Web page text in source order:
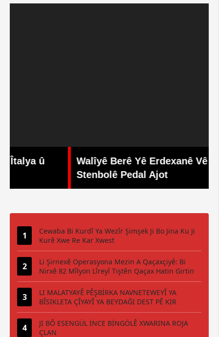
Walîyê Berê Yê Erdexanê Vê Carê Li
Stenbolê Pedal Ajot
Cewaba Bi Kurdî Ya Wezîr Şimşek Ji Bo Jina Ku Ji
Kurê Xwe Re Kar Xwest
Li Şirnexê Operasyona Mezin A Qaçaxçiyê: Bi
Nirxê 82 Mîlyon Lîreyî Tiştên Qaçax Hatin Girtin
LI MALATYAYÊ PÊŞBİRKA NAVNETEWEYÎ YA
BÎSİKLETA ÇÎYAYÎ YA BEYDAĞI DEST PÊ KIR
JI BÔ ESENGÜL İNCE BİNGÖLÊ XWARINA ROJA
ÇLAN